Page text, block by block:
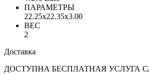
ПАРАМЕТРЫ
22.25x22.35x3.00
ВЕС
2
Доставка
ДОСТУПНА БЕСПЛАТНАЯ УСЛУГА